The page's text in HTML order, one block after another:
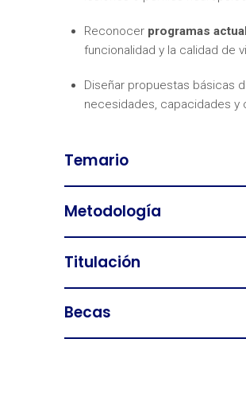
Reconocer programas
funcionalidad y la calidad de
Diseñar propuestas básicas
necesidades, capacidades
Temario
Metodología
Titulación
Becas